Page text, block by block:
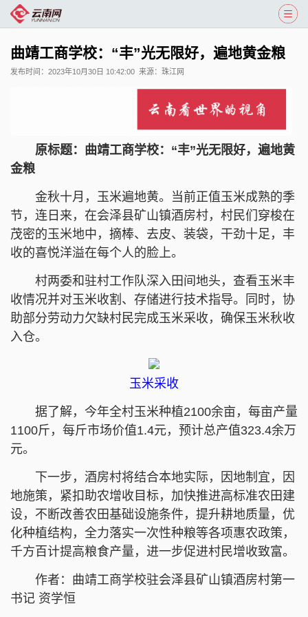
曲靖工商学校：“丰”光无限好，遍地黄金粮
发布时间： 2023年10月30日 10:42:00 来源： 珠江网
原标题：曲靖工商学校：“丰”光无限好，遍地黄
金粮
金秋十月，玉米遍地黄。当前正值玉米成熟的季
节，连日来，在会泽县矿山镇酒房村，村民们穿梭在
茂密的玉米地中，摘棒、去皮、装袋，干劲十足，丰
收的喜悦洋溢在每个人的脸上。
村两委和驻村工作队深入田间地头，查看玉米丰
收情况并对玉米收割、存储进行技术指导。同时，协
助部分劳动力欠缺村民完成玉米采收，确保玉米秋收
入仓。
玉米采收
据了解，今年全村玉米种植2100余亩，每亩产量
1100斤，每斤市场价值1.4元，预计总产值323.4余万
元。
下一步，酒房村将结合本地实际，因地制宜，因
地施策，紧扣助农增收目标，加快推进高标准农田建
设，不断改善农田基础设施条件，提升耕地质量，优
化种植结构，全力落实一次性种粮等各项惠农政策，
千方百计提高粮食产量，进一步促进村民增收致富。
作者：曲靖工商学校驻会泽县矿山镇酒房村第一
书记 资学恒